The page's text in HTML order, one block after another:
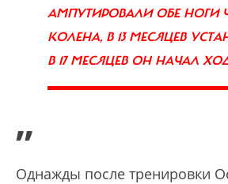
АМПУТИРОВАЛИ ОБЕ НОГИ
КОЛЕНА, В 13 МЕСЯЦЕВ
В 17 МЕСЯЦЕВ ОН НАЧАЛ
”
Однажды после тренировки